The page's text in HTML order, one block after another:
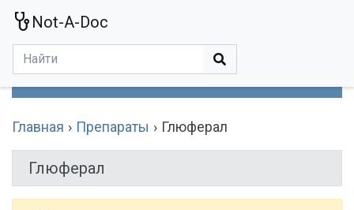
Not-A-Doc
Главная Препараты Глюферал
Глюферал